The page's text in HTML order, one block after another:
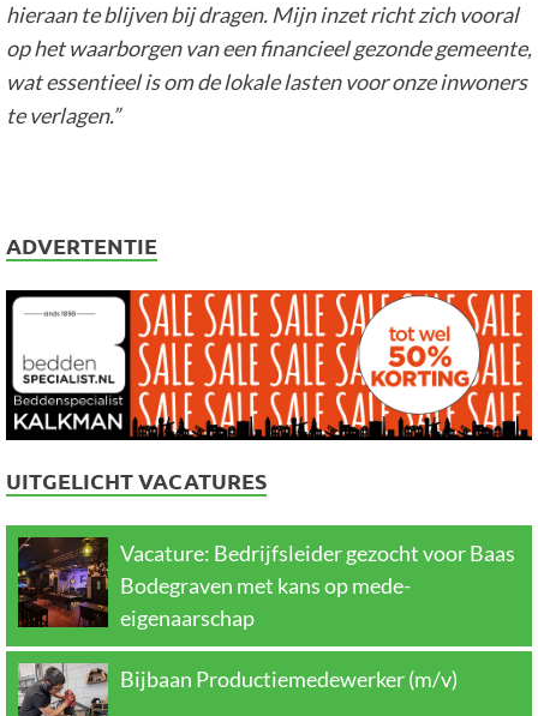
hieraante blijvenbij dragen. Mijn inzet richt zich vooral
op het waarborgen van een financieel gezonde gemeente,
wat essentieel is om de lokale lasten voor onze inwoners
te verlagen.”
ADVERTENTIE
UITGELICHT VACATURES
Vacature: Bedrijfsleider gezocht voor Baas
Bodegraven met kans op mede-
eigenaarschap
Bijbaan Productiemedewerker (m/v)